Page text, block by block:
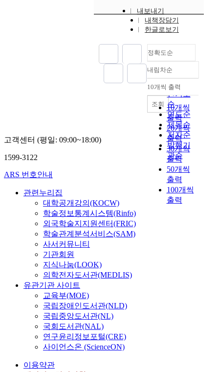
내보내기
내책장담기
한글로보기
정확도순
정확도
순
인기도
순
연도순
제목순
저자순
발행기
관순
내림차순
내림차순
10개씩 출력
10개씩
출력
20개씩
출력
30개씩
출력
50개씩
출력
100개씩
출력
조회
고객센터 (평일: 09:00~18:00)
1599-3122
ARS 번호안내
관련누리집
대학공개강의(KOCW)
학술정보통계시스템(Rinfo)
외국학술지지원센터(FRIC)
학술관계분석서비스(SAM)
사서커뮤니티
기관회원
지식나눔(LOOK)
의학전자도서관(MEDLIS)
유관기관 사이트
교육부(MOE)
국립장애인도서관(NLD)
국립중앙도서관(NL)
국회도서관(NAL)
연구윤리정보포털(CRE)
사이언스온 (ScienceON)
이용약관